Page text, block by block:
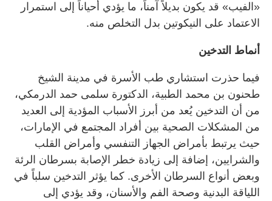
«الفيب» قد يكون بديلاً آمناً، ما يؤدي أحياناً إلى استمرار
الاعتماد على النيكوتين بدل التخلص منه.
أنماط التدخين
فيما حذرت استشاري طب الأسرة في مدينة الشيخ
طحنون بن محمد الطبية، الدكتورة سلمى حمد الدرمكي،
من أن التدخين يُعد من أبرز الأسباب المؤدية إلى العديد
من المشكلات الصحية بين أفراد المجتمع في الإمارات،
حيث يرتبط بأمراض الجهاز التنفسي وأمراض القلب
والشرايين، إضافة إلى زيادة خطر الإصابة بسرطان الرئة
وبعض أنواع السرطان الأخرى. كما يؤثر التدخين سلباً في
اللياقة البدنية وصحة الفم والأسنان، وقد يؤدي إلى